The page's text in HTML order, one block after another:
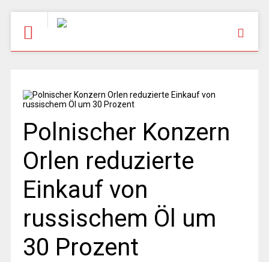
Polnischer Konzern
Orlen reduzierte
Einkauf von
russischem Öl um
30 Prozent